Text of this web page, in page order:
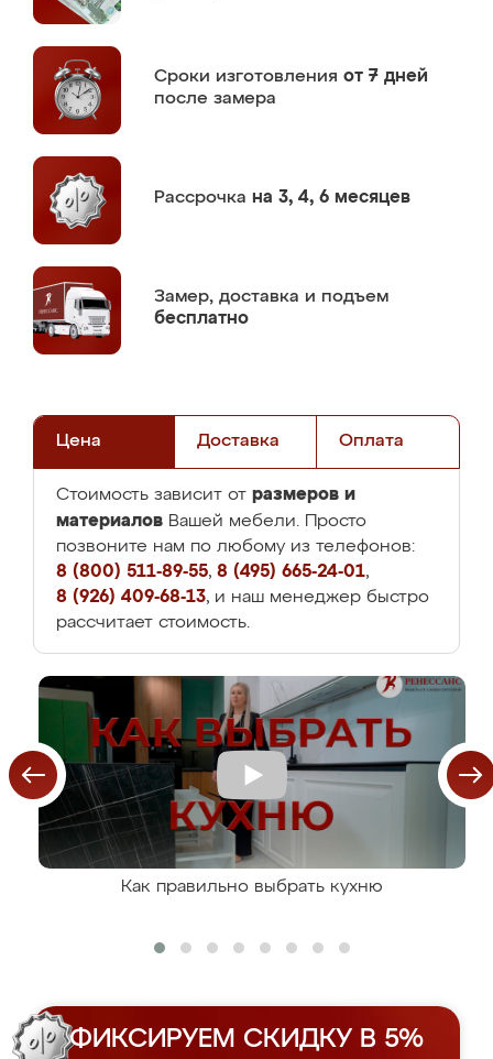
Сроки изготовления от 7 дней
после замера
Рассрочка на 3, 4, 6 месяцев
Замер, доставка и подъем
бесплатно
Цена Доставка Оплата
Стоимость зависит от размеров и
материалов Вашей мебели. Просто
позвоните нам по любому из телефонов:
8 (800) 511-89-55, 8 (495) 665-24-01,
8 (926) 409-68-13, и наш менеджер быстро
рассчитает стоимость.
Как правильно выбрать кухню
ФИКСИРУЕМ СКИДКУ В 5%